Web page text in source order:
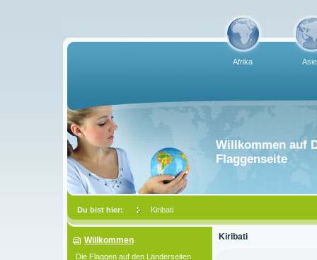
Afrika
Willkommen auf
Flaggenseite
Du bist hier: Kiribati
Kiribati
Willkommen
Die Flaggen auf den Länderseiten